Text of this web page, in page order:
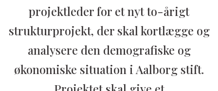
projektleder for et nyt to-årigt
strukturprojekt, der skal kortlægge og
analysere den demografiske og
økonomiske situation i Aalborg stift.